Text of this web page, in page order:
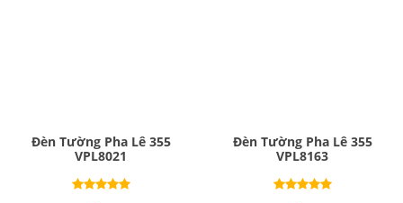
Đèn Tường Pha Lê 355
VPL8021
Đèn Tường Pha Lê 355
VPL8163